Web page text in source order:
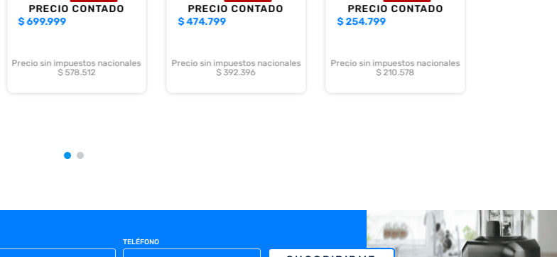
PRECIO CONTADO
$699.999
Precio sin impuestos nacionales
$ 578.512
PRECIO CONTADO
$474.799
Precio sin impuestos nacionales
$ 392.396
PRECIO CONTADO
$254.799
Precio sin impuestos nacionales
$ 210.578
TELÉFONO